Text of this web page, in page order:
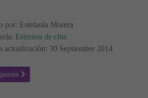
por: Estefanía Morera
Estrenos de cine
actualización: 30 Septiembre 2014
buena mentira
siguiente: Joe